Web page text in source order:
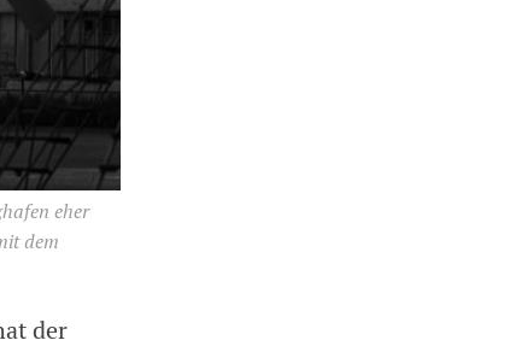
eher
dem
der